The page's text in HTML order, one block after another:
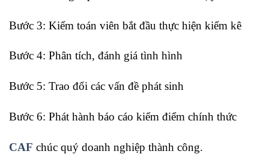
Bước 3: Kiểm toán viên bắt đầu thực hiện kiểm kê
Bước 4: Phân tích, đánh giá tình hình
Bước 5: Trao đổi các vấn đề phát sinh
Bước 6: Phát hành báo cáo kiểm điểm chính thức
CAF chúc quý doanh nghiệp thành công.